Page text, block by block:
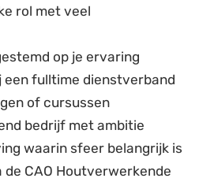
rol met veel
op je ervaring
een fulltime dienstverband
of cursussen
bedrijf met ambitie
waarin sfeer belangrijk is
de CAO Houtverwerkende